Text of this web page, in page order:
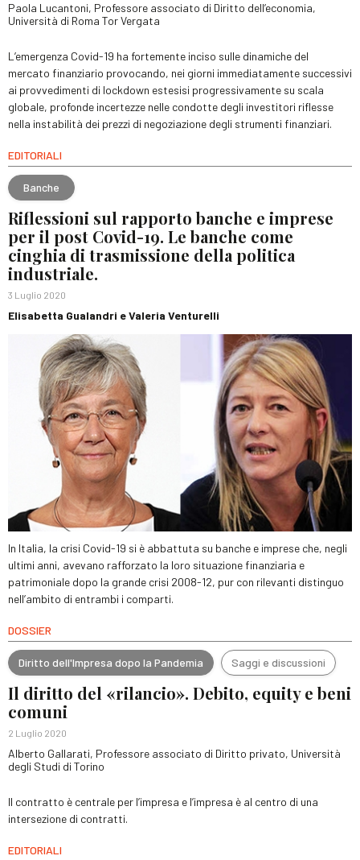
Paola Lucantoni, Professore associato di Diritto dell’economia,
Università di Roma Tor Vergata
L’emergenza Covid-19 ha fortemente inciso sulle dinamiche del
mercato finanziario provocando, nei giorni immediatamente successivi
ai provvedimenti di lockdown estesisi progressivamente su scala
globale, profonde incertezze nelle condotte degli investitori riflesse
nella instabilità dei prezzi di negoziazione degli strumenti finanziari.
EDITORIALI
Banche
Riflessioni sul rapporto banche e imprese
per il post Covid-19. Le banche come
cinghia di trasmissione della politica
industriale.
3 Luglio 2020
Elisabetta Gualandri e Valeria Venturelli
In Italia, la crisi Covid-19 si è abbattuta su banche e imprese che, negli
ultimi anni, avevano rafforzato la loro situazione finanziaria e
patrimoniale dopo la grande crisi 2008-12, pur con rilevanti distinguo
nell’ambito di entrambi i comparti.
DOSSIER
Diritto dell'Impresa dopo la Pandemia Saggi e discussioni
Il diritto del «rilancio». Debito, equity e beni
comuni
2 Luglio 2020
Alberto Gallarati, Professore associato di Diritto privato, Università
degli Studi di Torino
Il contratto è centrale per l’impresa e l’impresa è al centro di una
intersezione di contratti.
EDITORIALI